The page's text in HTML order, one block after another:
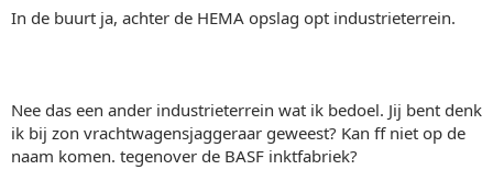
In de buurt ja, achter de HEMA opslag opt industrieterrein.
Nee das een ander industrieterrein wat ik bedoel. Jij bent denk
ik bij zon vrachtwagensjaggeraar geweest? Kan ff niet op de
naam komen. tegenover de BASF inktfabriek?